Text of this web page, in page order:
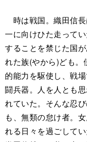
時は戦国。織田信
一に向けひた走って
することを禁じた国
れた族(やから)ども。
的能力を駆使し、戦
闘兵器。人を人とも
れていた。そんな忍
も、無類の怠け者。
れる日々を過ごして